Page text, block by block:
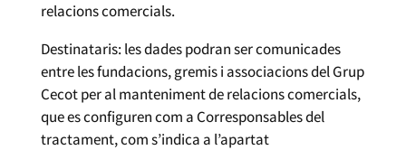
relacions comercials.
Destinataris: les dades podran ser comunicades
entre les fundacions, gremis i associacions del Grup
Cecot per al manteniment de relacions comercials,
que es configuren com a Corresponsables del
tractament, com s’indica a l’apartat